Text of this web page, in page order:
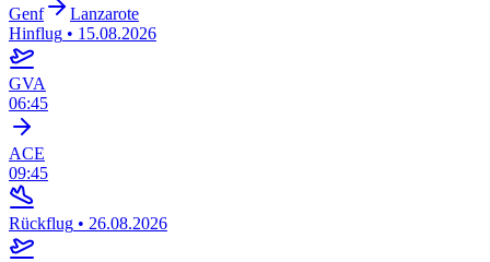
Genf
Lanzarote
Hinflug • 15.08.2026
GVA
06:45
ACE
09:45
Rückflug • 26.08.2026